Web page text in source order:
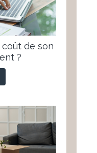
de son
?